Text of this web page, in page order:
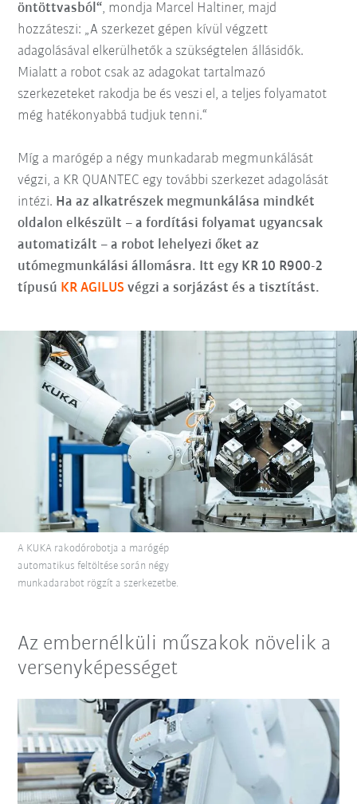
öntöttvasból“, mondja Marcel Haltiner, majd
hozzáteszi: „A szerkezet gépen kívül végzett
adagolásával elkerülhetők a szükségtelen állásidők.
Mialatt a robot csak az adagokat tartalmazó
szerkezeteket rakodja be és veszi el, a teljes folyamatot
még hatékonyabbá tudjuk tenni.“
Míg a marógép a négy munkadarab megmunkálását
végzi, a KR QUANTEC egy további szerkezet adagolását
intézi. Ha az alkatrészek megmunkálása mindkét
oldalon elkészült – a fordítási folyamat ugyancsak
automatizált – a robot lehelyezi őket az
utómegmunkálási állomásra. Itt egy KR 10 R900-2
típusú KR AGILUS végzi a sorjázást és a tisztítást.
A KUKA rakodórobotja a marógép
automatikus feltöltése során négy
munkadarabot rögzít a szerkezetbe.
Az embernélküli műszakok növelik a
versenyképességet